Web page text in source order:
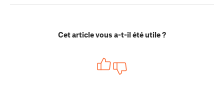
Cet article vous a-t-il été utile ?